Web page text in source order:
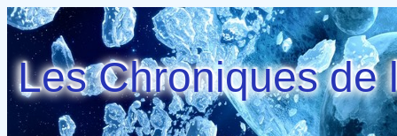
Les Chroniques de